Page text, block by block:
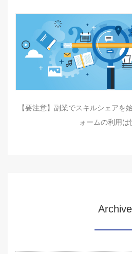
【要注意】副業でスキルシェアを
ォームの利用は
Archive